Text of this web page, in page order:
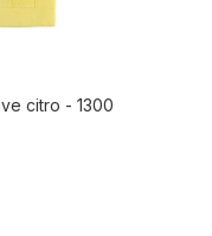
citro - 1300
Preis: